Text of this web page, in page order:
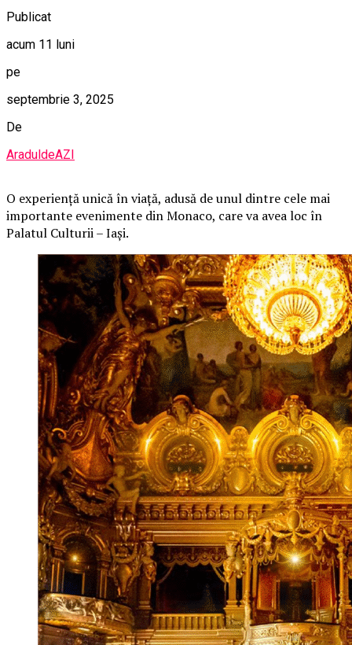
Publicat
acum 11 luni
pe
septembrie 3, 2025
De
AraduldeAZI
O experiență unică în viață, adusă de unul dintre cele mai
importante evenimente din Monaco, care va avea loc în
Palatul Culturii – Iași.